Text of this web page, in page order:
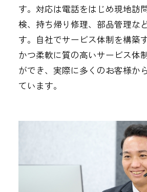
す。対応は電話をはじめ現地訪
検、持ち帰り修理、部品管理な
す。自社でサービス体制を構築
かつ柔軟に質の高いサービス体
ができ、実際に多くのお客様か
ています。